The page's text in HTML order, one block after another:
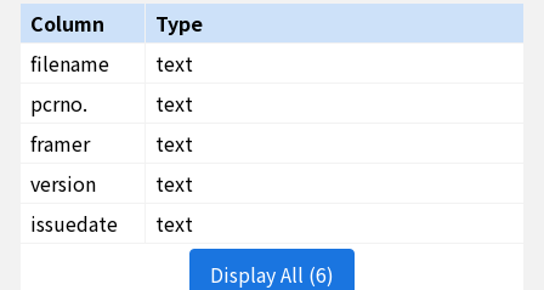
Column
Type
filename
text
pcrno.
text
framer
text
version
text
issuedate
text
Display All (6)